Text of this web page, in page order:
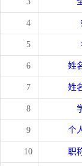
4
5
6 姓
7 姓
8
9 个
10 职